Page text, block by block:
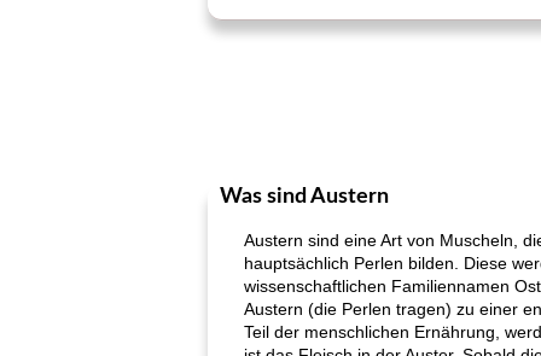
Was sind Austern
Austern sind eine Art von Muscheln,
hauptsächlich Perlen bilden. Diese
wissenschaftlichen Familiennamen
Austern (die Perlen tragen) zu einer
Teil der menschlichen Ernährung,